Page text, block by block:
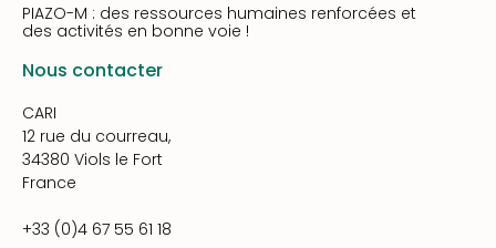
PIAZO-M : des ressources humaines renforcées et
des activités en bonne voie !
Nous contacter
CARI
12 rue du courreau,
34380 Viols le Fort
France
+33 (0)4 67 55 61 18